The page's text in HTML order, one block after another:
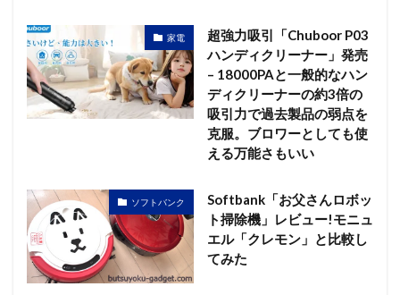
家電
超強力吸引「Chuboor P03
ハンディクリーナー」発売
– 18000PAと一般的なハン
ディクリーナーの約3倍の
吸引力で過去製品の弱点を
克服。ブロワーとしても使
える万能さもいい
ソフトバンク
Softbank「お父さんロボッ
ト掃除機」レビュー!モニュ
エル「クレモン」と比較し
てみた